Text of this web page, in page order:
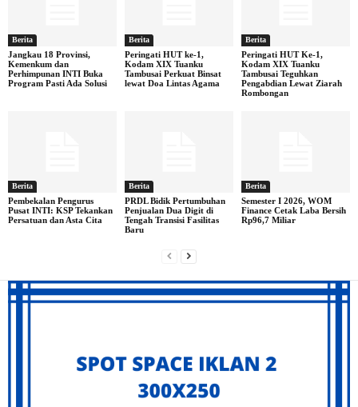
Berita
Jangkau 18 Provinsi,
Kemenkum dan
Perhimpunan INTI Buka
Program Pasti Ada Solusi
Berita
Peringati HUT ke-1,
Kodam XIX Tuanku
Tambusai Perkuat Binsat
lewat Doa Lintas Agama
Berita
Peringati HUT Ke-1,
Kodam XIX Tuanku
Tambusai Teguhkan
Pengabdian Lewat Ziarah
Rombongan
Berita
Pembekalan Pengurus
Pusat INTI: KSP Tekankan
Persatuan dan Asta Cita
Berita
PRDL Bidik Pertumbuhan
Penjualan Dua Digit di
Tengah Transisi Fasilitas
Baru
Berita
Semester I 2026, WOM
Finance Cetak Laba Bersih
Rp96,7 Miliar